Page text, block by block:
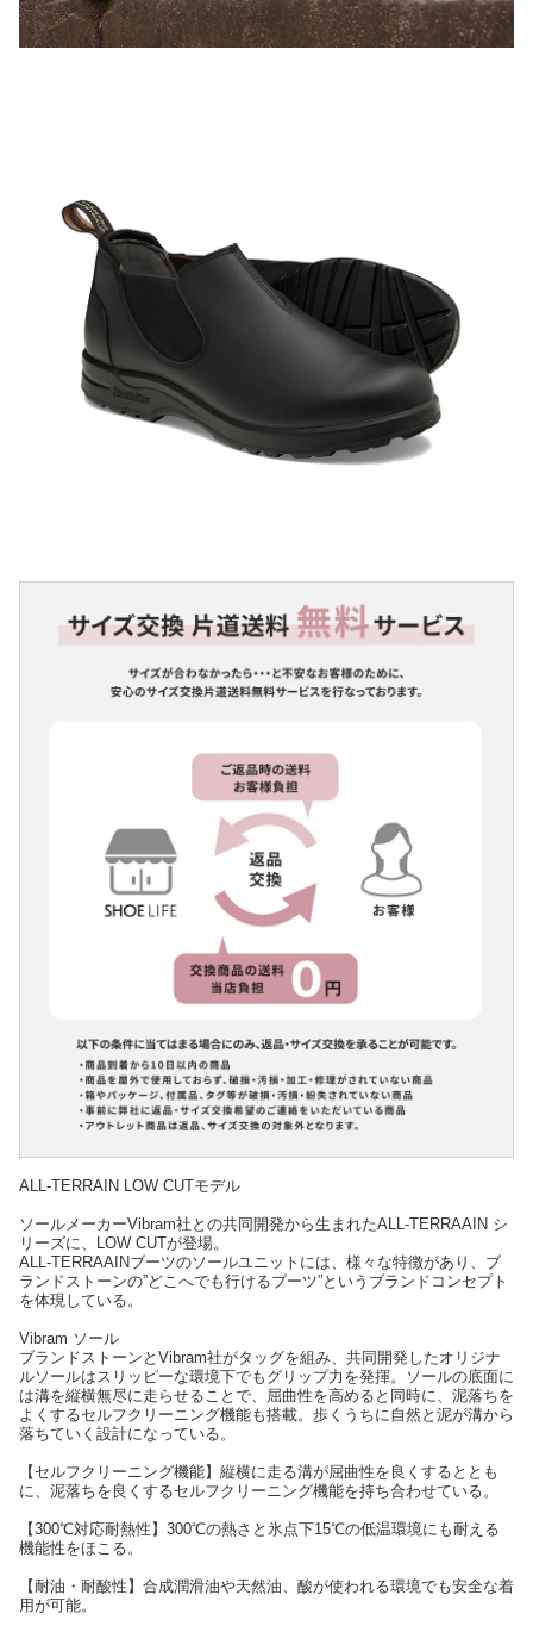
ALL-TERRAIN LOW CUTモデル
ソールメーカーVibram社との共同開発から生まれたALL-TERRAAIN シ
リーズに、LOW CUTが登場。
ALL-TERRAAINブーツのソールユニットには、様々な特徴があり、ブ
ランドストーンの”どこへでも行けるブーツ”というブランドコンセプト
を体現している。
Vibram ソール
ブランドストーンとVibram社がタッグを組み、共同開発したオリジナ
ルソールはスリッピーな環境下でもグリップ力を発揮。ソールの底面に
は溝を縦横無尽に走らせることで、屈曲性を高めると同時に、泥落ちを
よくするセルフクリーニング機能も搭載。歩くうちに自然と泥が溝から
落ちていく設計になっている。
【セルフクリーニング機能】縦横に走る溝が屈曲性を良くするととも
に、泥落ちを良くするセルフクリーニング機能を持ち合わせている。
【300℃対応耐熱性】300℃の熱さと氷点下15℃の低温環境にも耐える
機能性をほこる。
【耐油・耐酸性】合成潤滑油や天然油、酸が使われる環境でも安全な着
用が可能。